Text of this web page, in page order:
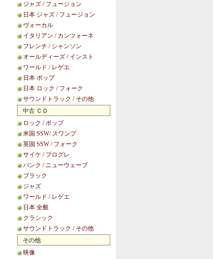
ジャズ / フュージョン
日本 ジャズ / フュージョン
ヴォーカル
イタリアン / カンツォーネ
フレンチ / シャンソン
オールディーズ / インスト
ワールド / レゲエ
日本 ポップ
日本 ロック / フォーク
サウンドトラック / その他
中古 ＣＤ
ロック / ポップ
米国 SSW/ スワンプ
英国 SSW / フォーク
サイケ / プログレ
パンク / ニューウェーブ
ブラック
ジャズ
ワールド / レゲエ
日本 全般
クラシック
サウンドトラック / その他
その他
映像